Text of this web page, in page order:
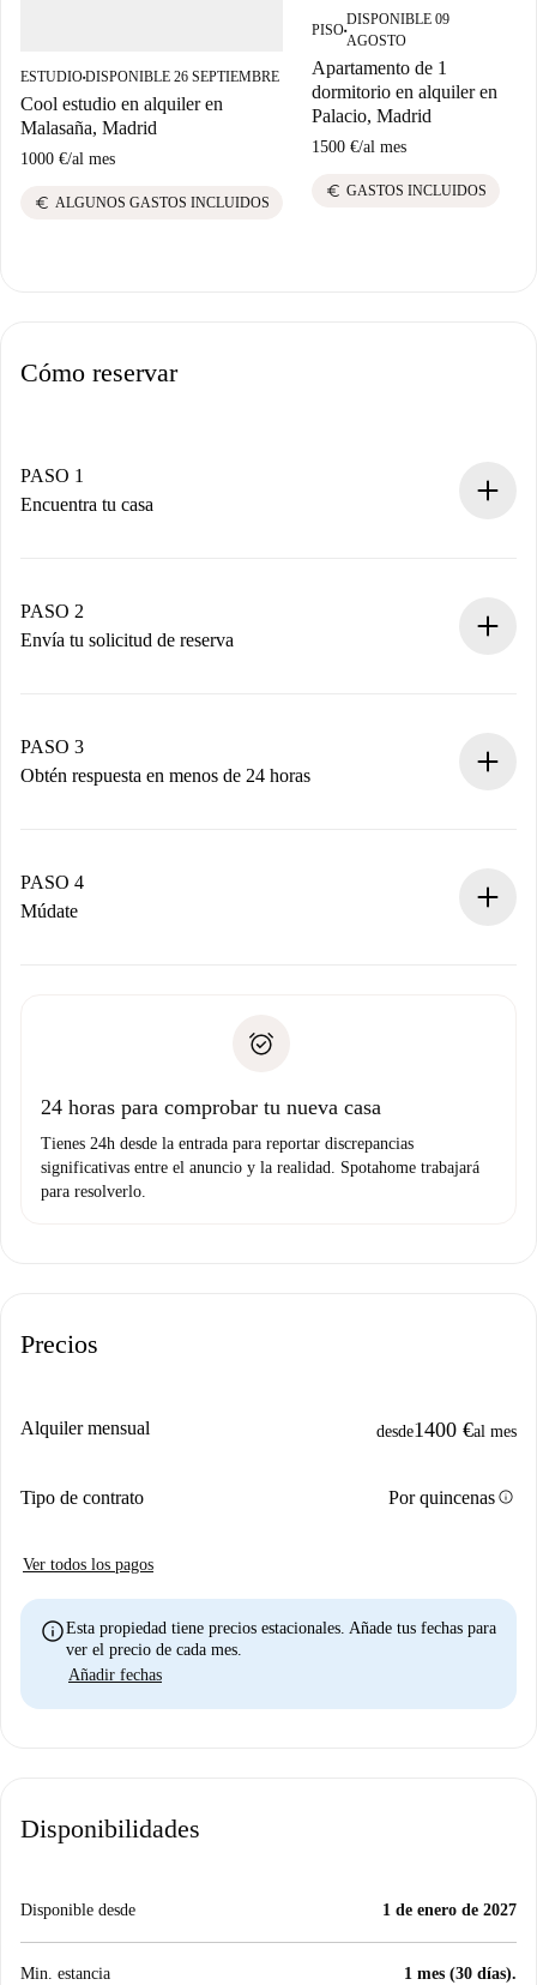
ESTUDIO■DISPONIBLE 26 SEPTIEMBRE
Cool estudio en alquiler en
Malasaña, Madrid
1000 €/al mes
euro ALGUNOS GASTOS INCLUIDOS
PISO■
DISPONIBLE 09
AGOSTO
Apartamento de 1
dormitorio en alquiler en
Palacio, Madrid
1500 €/al mes
euro GASTOS INCLUIDOS
Cómo reservar
PASO 1
Encuentra tu casa
Tienes toda la información necesaria por adelantado.
PASO 2
Envía tu solicitud de reserva
propietario acepte.
PASO 3
Obtén respuesta en menos de 24 horas
contacto con el propietario.
Si es rechazada: No te haremos ningún cargo y te
Prueba de solvencia
PASO 4
Múdate
no nos comunicas ningún problema.
24 horas para comprobar tu nueva casa
Tienes 24h desde la entrada para reportar discrepancias
significativas entre el anuncio y la realidad. Spotahome trabajará
para resolverlo.
Precios
Alquiler mensual desde1400 €al mes
Tipo de contrato Por quincenasinfo
Ver todos los pagos
infoEsta propiedad tiene precios estacionales. Añade tus fechas para
ver el precio de cada mes.
Añadir fechas
Disponibilidades
Disponible desde 1 de enero de 2027
Min. estancia 1 mes (30 días).